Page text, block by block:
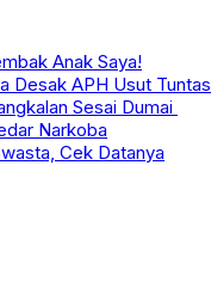
Anak Saya!
Desak APH Usut Tuntas
Sesai Dumai
Narkoba
Cek Datanya